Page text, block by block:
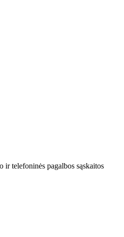
telefoninės pagalbos sąskaitos